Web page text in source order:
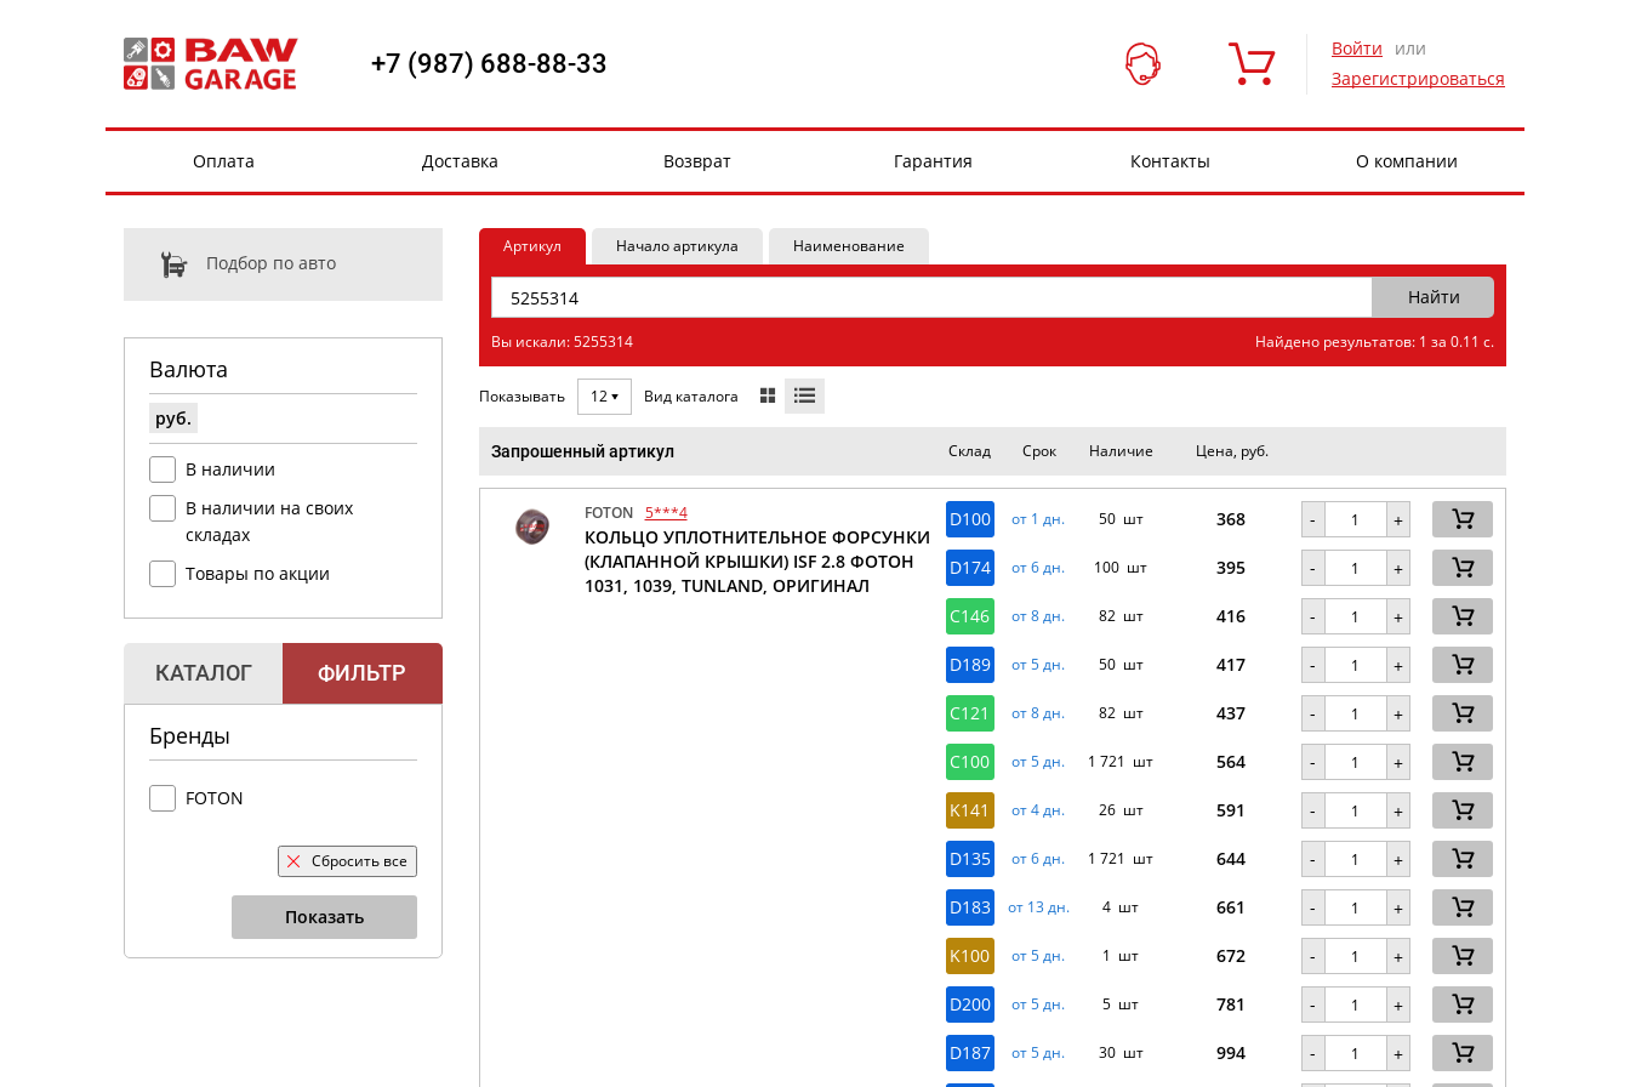
+7 (987) 688-88-33 Войти
или
Зарегистрироваться
Оплата Доставка Возврат Гарантия Контакты О компании
Подбор по авто
Валюта
руб.
В наличии
В наличии на своих
складах
Товары по акции
КАТАЛОГ ФИЛЬТР
Бренды
FOTON
Сбросить все
Показать
Артикул Начало артикула Наименование
Вы искали: 5255314 Найдено результатов: 1 за 0.11 с.
Показывать 12 Вид каталога
Запрошенный артикул Склад Срок Наличие Цена, руб.
FOTON 5***4
КОЛЬЦО УПЛОТНИТЕЛЬНОЕ ФОРСУНКИ
(КЛАПАННОЙ КРЫШКИ) ISF 2.8 ФОТОН
1031, 1039, TUNLAND, ОРИГИНАЛ
D100 от 1 дн. 50 шт 368 - +
D174 от 6 дн. 100 шт 395 - +
C146 от 8 дн. 82 шт 416 - +
D189 от 5 дн. 50 шт 417 - +
C121 от 8 дн. 82 шт 437 - +
C100 от 5 дн. 1 721 шт 564 - +
K141 от 4 дн. 26 шт 591 - +
D135 от 6 дн. 1 721 шт 644 - +
D183 от 13 дн. 4 шт 661 - +
K100 от 5 дн. 1 шт 672 - +
D200 от 5 дн. 5 шт 781 - +
D187 от 5 дн. 30 шт 994 - +